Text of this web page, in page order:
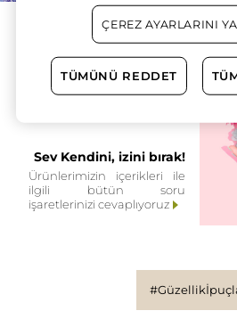
Sev Kendini, izini bırak!
Ürünlerimizin içerikleri ile
ilgili bütün soru
işaretlerinizi cevaplıyoruz
ÇEREZ AYARLARINI
TÜMÜNÜ REDDET